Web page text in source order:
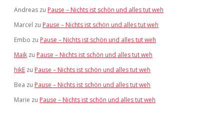
Andreas zu Pause – Nichts ist schön und alles tut weh
Marcel zu Pause – Nichts ist schön und alles tut weh
Embo zu Pause – Nichts ist schön und alles tut weh
Maik zu Pause – Nichts ist schön und alles tut weh
hikE zu Pause – Nichts ist schön und alles tut weh
Bea zu Pause – Nichts ist schön und alles tut weh
Marie zu Pause – Nichts ist schön und alles tut weh